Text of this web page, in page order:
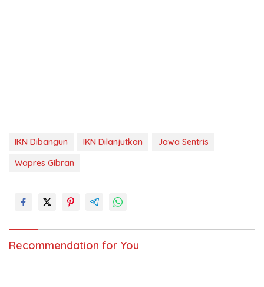
IKN Dibangun IKN Dilanjutkan
Jawa Sentris
Wapres Gibran
Recommendation for You